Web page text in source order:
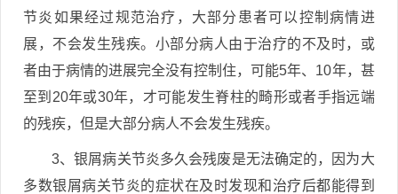
节炎如果经过规范治疗，大部分患者可以控制病情进
展，不会发生残疾。小部分病人由于治疗的不及时，或
者由于病情的进展完全没有控制住，可能5年、10年，甚
至到20年或30年，才可能发生脊柱的畸形或者手指远端
的残疾，但是大部分病人不会发生残疾。
3、银屑病关节炎多久会残废是无法确定的，因为大
多数银屑病关节炎的症状在及时发现和治疗后都能得到